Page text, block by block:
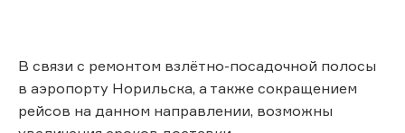
В связи с ремонтом взлётно-посадочной полосы
в аэропорту Норильска, а также сокращением
рейсов на данном направлении, возможны